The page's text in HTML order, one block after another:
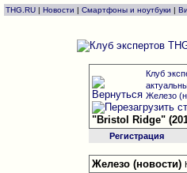
THG.RU | Новости | Смартфоны и ноутбуки |
Клуб
Железо
"Bristol Ridge"
Регистрация
Железо (новости)